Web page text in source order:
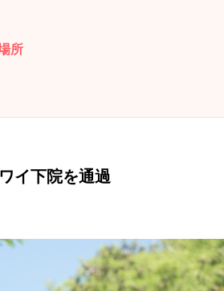
所
イ下院を通過